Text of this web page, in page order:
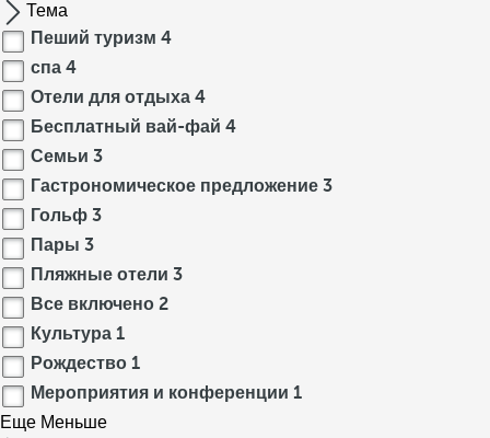
Тема
Пеший туризм 4
спа 4
Отели для отдыха 4
Бесплатный вай-фай 4
Семьи 3
Гастрономическое предложение 3
Гольф 3
Пары 3
Пляжные отели 3
Все включено 2
Культура 1
Рождество 1
Мероприятия и конференции 1
Еще Меньше